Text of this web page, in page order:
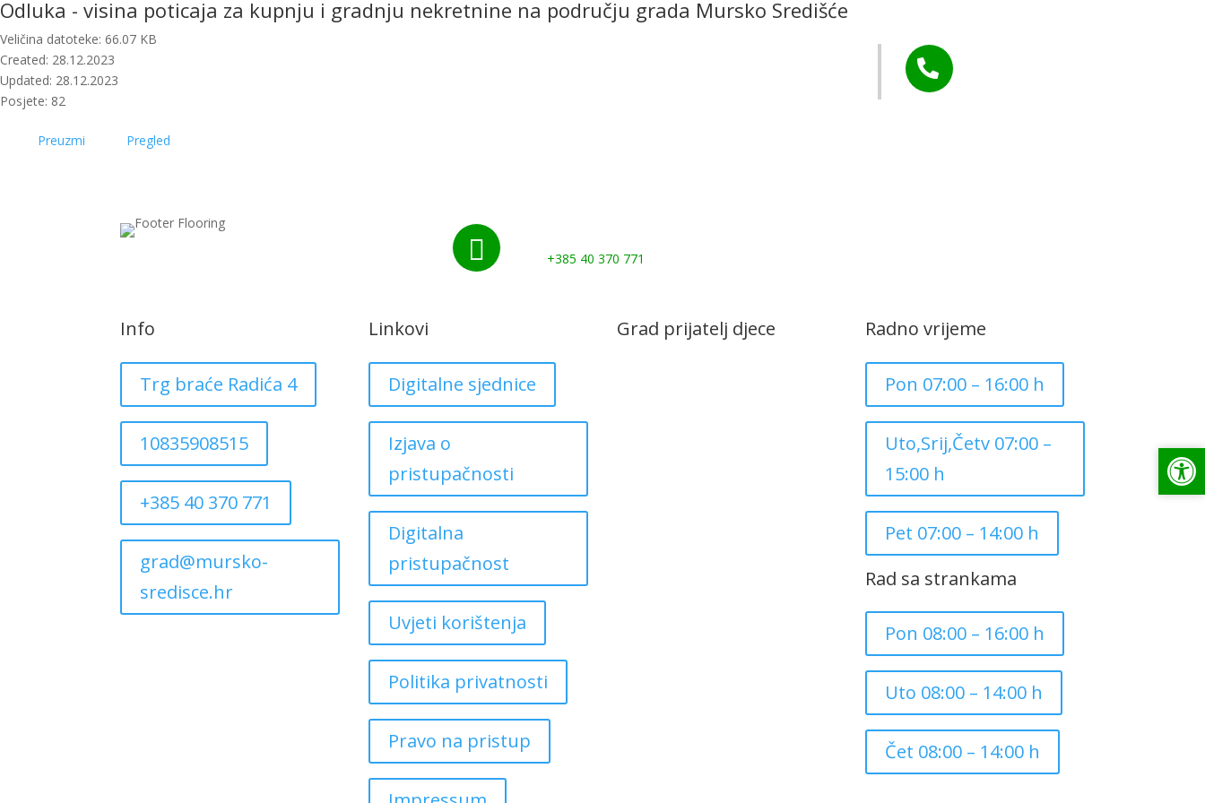

Odluka - visina poticaja za kupnju i gradnju nekretnine na području grada Mursko Središće
Veličina datoteke: 66.07 KB
Created: 28.12.2023
Updated: 28.12.2023
Posjete: 82
Preuzmi Pregled
 +385 40 370 771
Info
Trg braće Radića 4
10835908515
+385 40 370 771
grad@mursko-
sredisce.hr
Linkovi
Digitalne sjednice
Izjava o
pristupačnosti
Digitalna
pristupačnost
Uvjeti korištenja
Politika privatnosti
Pravo na pristup
Grad prijatelj djece Radno vrijeme
Pon 07:00 – 16:00 h
Uto,Srij,Četv 07:00 –
15:00 h
Pet 07:00 – 14:00 h
Rad sa strankama
Pon 08:00 – 16:00 h
Uto 08:00 – 14:00 h
Čet 08:00 – 14:00 h